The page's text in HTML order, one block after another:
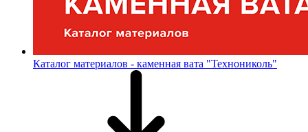
Каталог материалов - каменная вата "Технониколь"